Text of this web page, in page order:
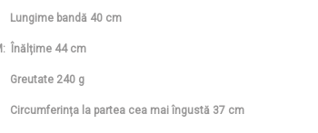
bandă 40 cm
Înălțime 44 cm
240 g
la partea cea mai îngustă 37 cm